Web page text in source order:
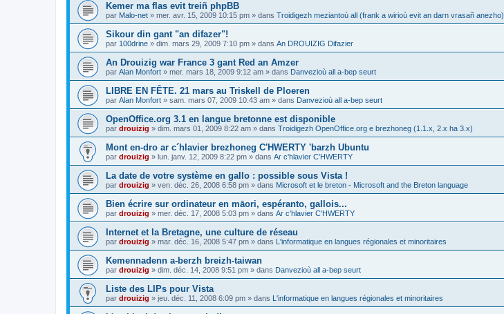
Kemer ma flas evit treiñ phpBB
par Malo-net » mer. avr. 15, 2009 10:15 pm » dans Troidigezh meziantoù all (frank a wirioù evit an darn vrasañ anezho)
Sikour din gant "an difazer"!
par 100drine » dim. mars 29, 2009 7:10 pm » dans An DROUIZIG Difazier
An Drouizig war France 3 gant Red an Amzer
par Alan Monfort » mer. mars 18, 2009 9:12 am » dans Danvezioù all a-bep seurt
LIBRE EN FÊTE. 21 mars au Triskell de Ploeren
par Alan Monfort » sam. mars 07, 2009 10:43 am » dans Danvezioù all a-bep seurt
OpenOffice.org 3.1 en langue bretonne est disponible
par drouizig » dim. mars 01, 2009 8:22 am » dans Troidigezh OpenOffice.org e brezhoneg (1.1.x, 2.x ha 3.x)
Mont en-dro ar c´hlavier brezhoneg C'HWERTY 'barzh Ubuntu
par drouizig » lun. janv. 12, 2009 8:22 pm » dans Ar c'hlavier C'HWERTY
La date de votre système en gallo : possible sous Vista !
par drouizig » ven. déc. 26, 2008 6:58 pm » dans Microsoft et le breton - Microsoft and the Breton language
Bien écrire sur ordinateur en māori, espéranto, gallois...
par drouizig » mer. déc. 17, 2008 5:03 pm » dans Ar c'hlavier C'HWERTY
Internet et la Bretagne, une culture de réseau
par drouizig » mar. déc. 16, 2008 5:47 pm » dans L'informatique en langues régionales et minoritaires
Kemennadenn a-berzh breizh-taiwan
par drouizig » dim. déc. 14, 2008 9:51 pm » dans Danvezioù all a-bep seurt
Liste des LIPs pour Vista
par drouizig » jeu. déc. 11, 2008 6:09 pm » dans L'informatique en langues régionales et minoritaires